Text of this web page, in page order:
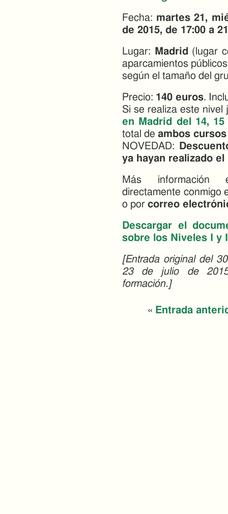
Fecha: martes 21,
de 2015, de 17:00 a
Lugar: Madrid (lugar
aparcamientos
según el tamaño del
Precio: 140 euros.
Si se realiza este
en Madrid del 14,
total de ambos cursos
NOVEDAD:
ya hayan realizado el
Más información
directamente conmigo
o por correo
Descargar el
sobre los Niveles I y
[Entrada original del
23 de julio de
formación.]
« Entrada